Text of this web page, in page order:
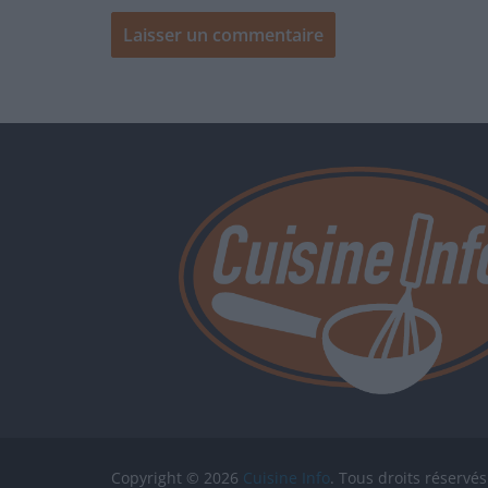
Copyright © 2026 Cuisine Info. Tous droits